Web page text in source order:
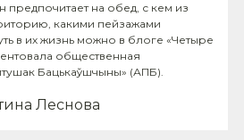
предпочитает на обед, с кем из
какими пейзажами
в их жизнь можно в блоге «Четыре
общественная
Бацькаўшчыны» (АПБ).
Леснова